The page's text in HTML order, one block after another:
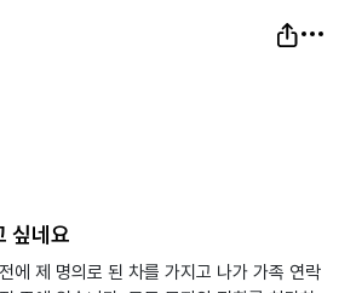
싶네요
에 제 명의로 된 차를 가지고 나가 가족 연락